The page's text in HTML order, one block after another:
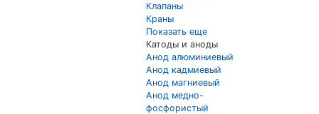
Клапаны
Краны
Показать еще
Катоды и аноды
Анод алюминиевый
Анод кадмиевый
Анод магниевый
Анод медно-
фосфористый